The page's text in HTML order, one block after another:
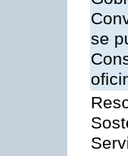
se